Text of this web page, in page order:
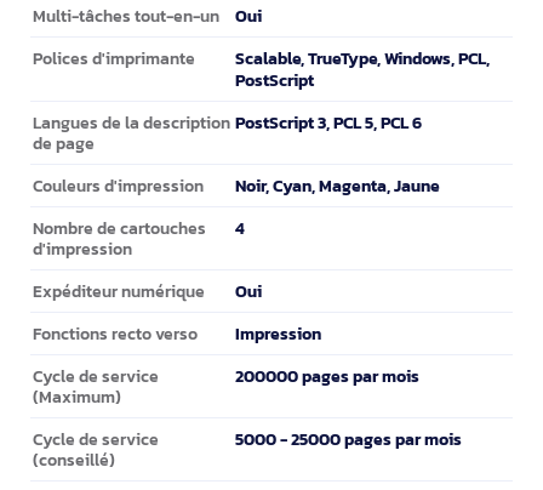
Multi-tâches tout-en-un Oui
Polices d'imprimante
Scalable, TrueType, Windows, PCL,
PostScript
Langues de la description
de page
PostScript 3, PCL 5, PCL 6
Couleurs d'impression Noir, Cyan, Magenta, Jaune
Nombre de cartouches
d'impression
4
Expéditeur numérique Oui
Fonctions recto verso Impression
Cycle de service
(Maximum)
200000 pages par mois
Cycle de service
(conseillé)
5000 - 25000 pages par mois